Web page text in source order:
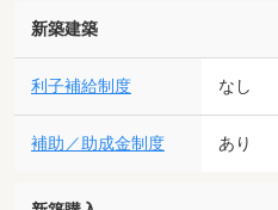
新築建築
利子補給制度 なし
補助／助成金制度 あり